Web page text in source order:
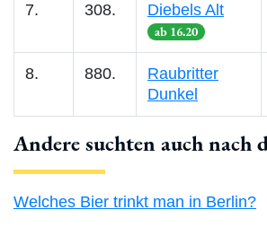
7. 308. Diebels Alt
ab 16.20
8. 880.
Raubritter
Dunkel
Andere suchten auch nach
Welches Bier trinkt man in Berlin?